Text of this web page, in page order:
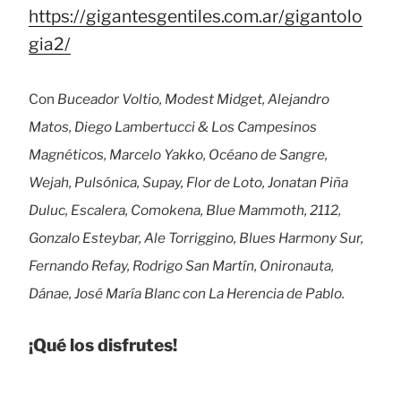
https://gigantesgentiles.com.ar/gigantolo
gia2/
Con Buceador Voltio, Modest Midget, Alejandro
Matos, Diego Lambertucci & Los Campesinos
Magnéticos, Marcelo Yakko, Océano de Sangre,
Wejah, Pulsónica, Supay, Flor de Loto, Jonatan Piña
Duluc, Escalera, Comokena, Blue Mammoth, 2112,
Gonzalo Esteybar, Ale Torriggino, Blues Harmony Sur,
Fernando Refay, Rodrigo San Martín, Onironauta,
Dánae, José María Blanc con La Herencia de Pablo.
¡Qué los disfrutes!